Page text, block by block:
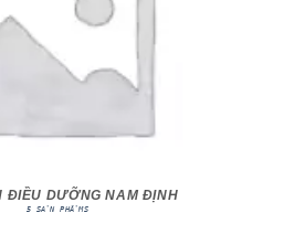
ĐIỀU DƯỠNG NAM ĐỊNH
5 SẢN PHẨMS